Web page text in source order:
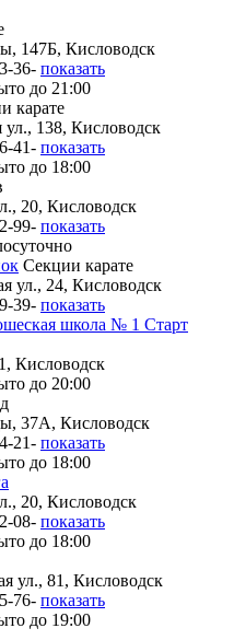
147Б, Кисловодск
36- показать
до 21:00
карате
ул., 138, Кисловодск
41- показать
до 18:00
20, Кисловодск
99- показать
Секции карате
ул., 24, Кисловодск
39- показать
школа № 1 Старт
Кисловодск
до 20:00
37А, Кисловодск
21- показать
до 18:00
20, Кисловодск
08- показать
до 18:00
ул., 81, Кисловодск
76- показать
до 19:00